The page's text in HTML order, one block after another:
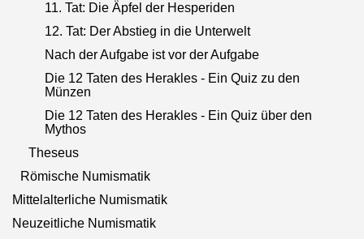
11. Tat: Die Äpfel der Hesperiden
12. Tat: Der Abstieg in die Unterwelt
Nach der Aufgabe ist vor der Aufgabe
Die 12 Taten des Herakles - Ein Quiz zu den
Münzen
Die 12 Taten des Herakles - Ein Quiz über den
Mythos
Theseus
Römische Numismatik
Mittelalterliche Numismatik
Neuzeitliche Numismatik